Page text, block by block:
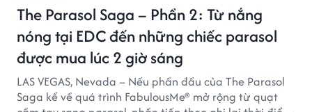
The Parasol Saga – Phần 2: Từ nắng
nóng tại EDC đến những chiếc parasol
được mua lúc 2 giờ sáng
LAS VEGAS, Nevada – Nếu phần đầu của The Parasol
Saga kể về quá trình FabulousMe® mở rộng từ quạt